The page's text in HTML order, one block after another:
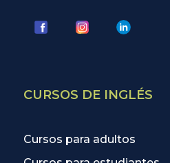
CURSOS DE INGLÉS
Cursos para adultos